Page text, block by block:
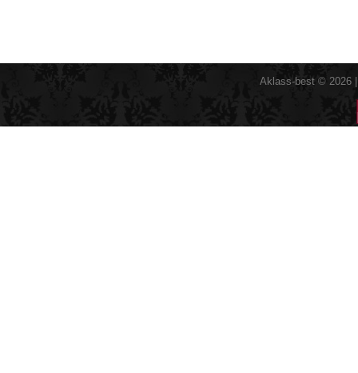
Aklass-best © 2026